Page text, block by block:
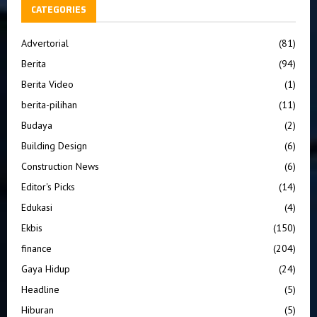
CATEGORIES
Advertorial
(81)
Berita
(94)
Berita Video
(1)
berita-pilihan
(11)
Budaya
(2)
Building Design
(6)
Construction News
(6)
Editor's Picks
(14)
Edukasi
(4)
Ekbis
(150)
finance
(204)
Gaya Hidup
(24)
Headline
(5)
Hiburan
(5)